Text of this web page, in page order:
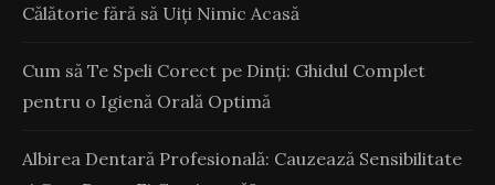
Călătorie fără să Uiți Nimic Acasă
Cum să Te Speli Corect pe Dinți: Ghidul Complet
pentru o Igienă Orală Optimă
Albirea Dentară Profesională: Cauzează Sensibilitate